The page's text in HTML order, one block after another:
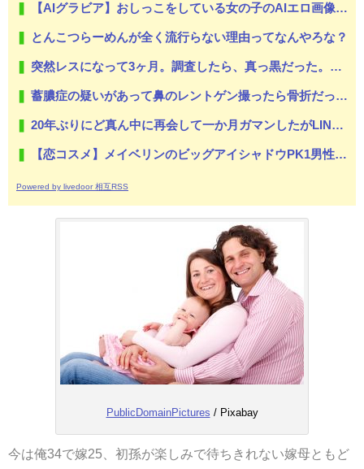
【AIグラビア】おしっこをしている女の子のAIエロ画像まとめ【リアル調】 Part 3
とんこつらーめんが全く流行らない理由ってなんやろな？
突然レスになって3ヶ月。調査したら、真っ黒だった。もし嫁が目を覚ますならと、少しは再構築もと考えたが八メ撮りの写メを何枚も見て無理だと悟った。だから俺は嫁と間男に制裁を…
蓄膿症の疑いがあって鼻のレントゲン撮ったら骨折だった。そういや幼稚園の頃顔面着地したことがあったが、 母ちゃん当時気づかなかったのかよ・・・
20年ぶりにど真ん中に再会して一か月ガマンしたがLINEで「たまに二人で昔話ができる友達になろう」的なメッセ送信した。昨日まで既読無視
【恋コスメ】メイベリンのビッグアイシャドウPK1男性からの評判めちゃくちゃ良い。
Powered by livedoor 相互RSS
PublicDomainPictures / Pixabay
今は俺34で嫁25、初孫が楽しみで待ちきれない嫁母ともど